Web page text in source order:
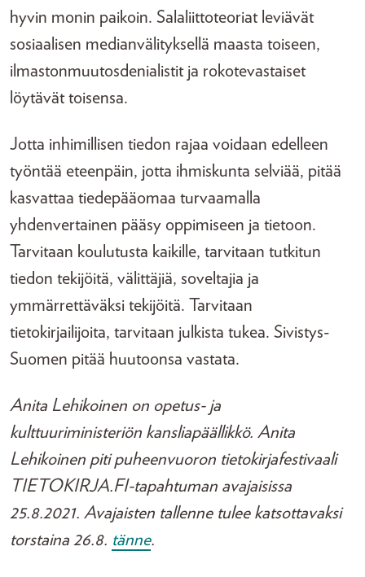
hyvin monin paikoin. Salaliittoteoriat leviävät
sosiaalisen medianvälityksellä maasta toiseen,
ilmastonmuutosdenialistit ja rokotevastaiset
löytävät toisensa.
Jotta inhimillisen tiedon rajaa voidaan edelleen
työntää eteenpäin, jotta ihmiskunta selviää, pitää
kasvattaa tiedepääomaa turvaamalla
yhdenvertainen pääsy oppimiseen ja tietoon.
Tarvitaan koulutusta kaikille, tarvitaan tutkitun
tiedon tekijöitä, välittäjiä, soveltajia ja
ymmärrettäväksi tekijöitä. Tarvitaan
tietokirjailijoita, tarvitaan julkista tukea. Sivistys-
Suomen pitää huutoonsa vastata.
Anita Lehikoinen on opetus- ja
kulttuuriministeriön kansliapäällikkö. Anita
Lehikoinen piti puheenvuoron tietokirjafestivaali
TIETOKIRJA.FI-tapahtuman avajaisissa
25.8.2021. Avajaisten tallenne tulee katsottavaksi
torstaina 26.8. tänne.